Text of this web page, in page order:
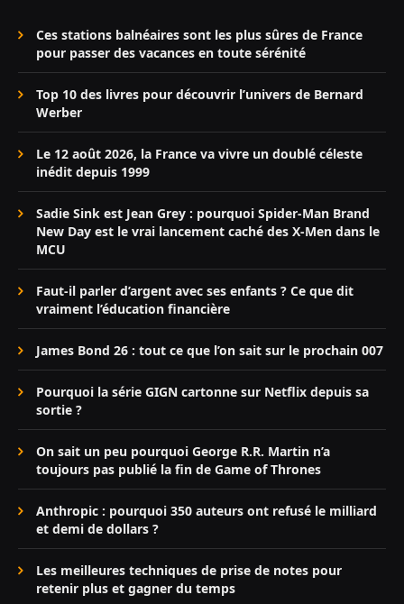
Ces stations balnéaires sont les plus sûres de France
pour passer des vacances en toute sérénité
Top 10 des livres pour découvrir l’univers de Bernard
Werber
Le 12 août 2026, la France va vivre un doublé céleste
inédit depuis 1999
Sadie Sink est Jean Grey : pourquoi Spider-Man Brand
New Day est le vrai lancement caché des X-Men dans le
MCU
Faut-il parler d’argent avec ses enfants ? Ce que dit
vraiment l’éducation financière
James Bond 26 : tout ce que l’on sait sur le prochain 007
Pourquoi la série GIGN cartonne sur Netflix depuis sa
sortie ?
On sait un peu pourquoi George R.R. Martin n’a
toujours pas publié la fin de Game of Thrones
Anthropic : pourquoi 350 auteurs ont refusé le milliard
et demi de dollars ?
Les meilleures techniques de prise de notes pour
retenir plus et gagner du temps